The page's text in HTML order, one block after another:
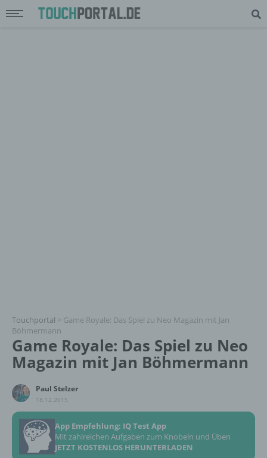
Touchportal > Game Royale: Das Spiel zu Neo Magazin mit Jan
Böhmermann
Game Royale: Das Spiel zu Neo
Magazin mit Jan Böhmermann
Paul Stelzer
18.12.2015
App Empfehlung: IQ Test App
Mit zahlreichen Aufgaben zum Knobeln und Üben
JETZT KOSTENLOS HERUNTERLADEN